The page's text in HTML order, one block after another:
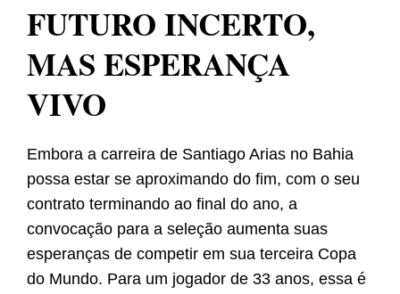
FUTURO INCERTO,
MAS ESPERANÇA
VIVO
Embora a carreira de Santiago Arias no Bahia
possa estar se aproximando do fim, com o seu
contrato terminando ao final do ano, a
convocação para a seleção aumenta suas
esperanças de competir em sua terceira Copa
do Mundo. Para um jogador de 33 anos, essa é